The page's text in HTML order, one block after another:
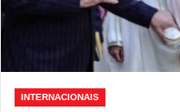
INTERNACIONAIS